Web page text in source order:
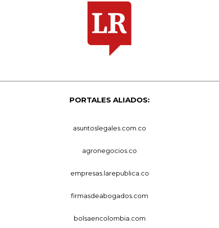
PORTALES ALIADOS:
asuntoslegales.com.co
agronegocios.co
empresas.larepublica.co
firmasdeabogados.com
bolsaencolombia.com